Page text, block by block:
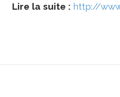
Lire la suite : http://